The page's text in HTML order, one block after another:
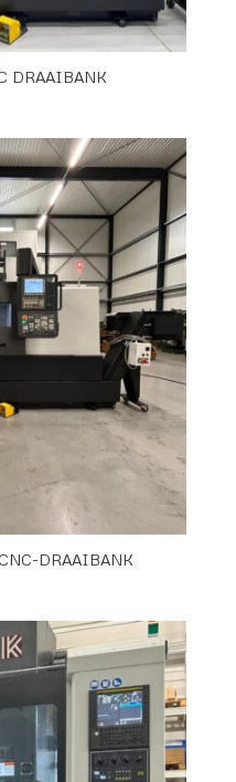
DRAAIBANK
DRAAIBANK